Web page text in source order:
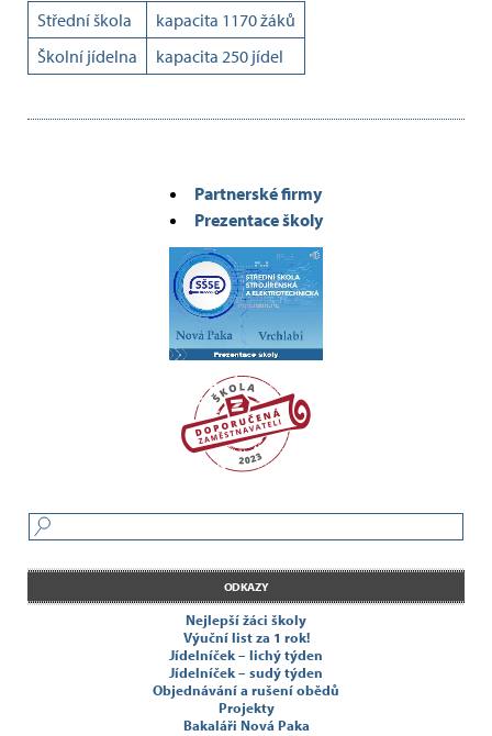
Střední škola
kapacita 1170 žáků
Školní jídelna
kapacita 250 jídel
Partnerské firmy
Prezentace školy
ODKAZY
Nejlepší žáci školy
Výuční list za 1 rok!
Jídelníček – lichý týden
Jídelníček – sudý týden
Objednávání a rušení obědů
Projekty
Bakaláři Nová Paka